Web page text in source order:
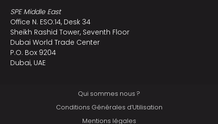
SPE Middle East
Office N. ESO:14, Desk 34
Sheikh Rashid Tower, Seventh Floor
Dubai World Trade Center
P.O. Box 9204
Dubai, UAE
Qui sommes nous ?
Conditions Générales d’Utilisation
Mentions légales